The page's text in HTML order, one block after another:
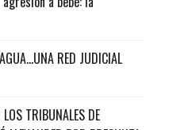
RED JUDICIAL
TRIBUNALES DE